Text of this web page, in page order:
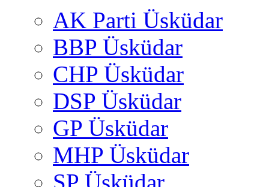
AK Parti Üsküdar
BBP Üsküdar
CHP Üsküdar
DSP Üsküdar
GP Üsküdar
MHP Üsküdar